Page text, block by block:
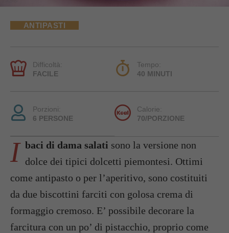
ANTIPASTI
Difficoltà:
FACILE
Tempo:
40 MINUTI
Porzioni:
6 PERSONE
Calorie:
70/PORZIONE
I baci di dama salati sono la versione non
dolce dei tipici dolcetti piemontesi. Ottimi
come antipasto o per l’aperitivo, sono costituiti
da due biscottini farciti con golosa crema di
formaggio cremoso. E’ possibile decorare la
farcitura con un po’ di pistacchio, proprio come